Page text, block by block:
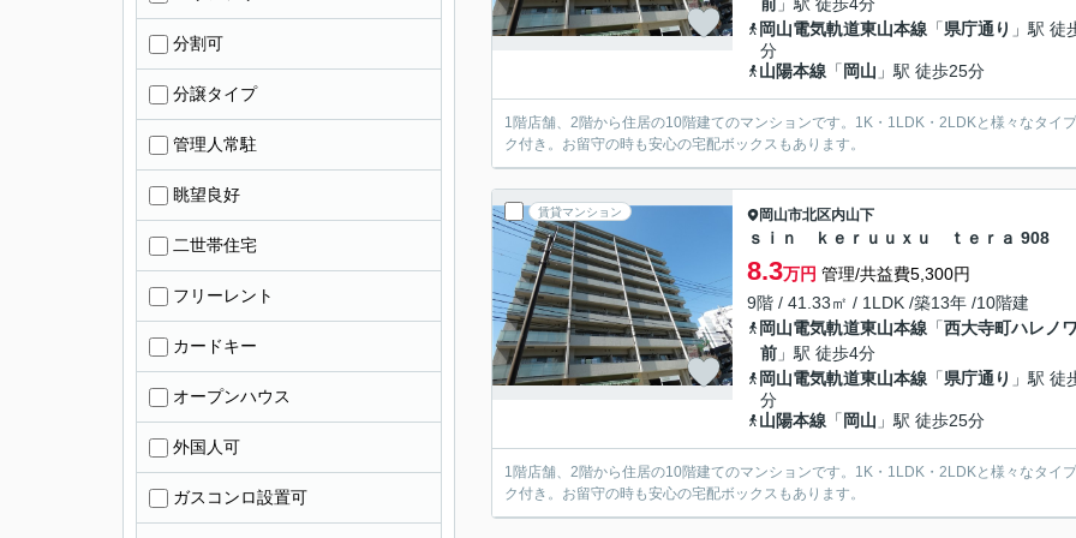
岡山電気軌道東山本線 「県庁通り 」駅 徒
分
山陽本線 「 岡山 」駅 徒歩25分
1階店舗、2階から住居の10階建てのマンションです。1K・1LDK・2LDKと様々なタイ
ク付き。お留守の時も安心の宅配ボックスもあります。
賃貸マンション 岡山市北区内山下
ｓｉｎ ｋｅｒｕｕｘｕ ｔｅｒａ 908
8.3万円 管理/共益費5,300円
9階 / 41.33㎡ / 1LDK /築13年 /10階建
岡山電気軌道東山本線 「西大寺町ハレノ
前 」駅 徒歩4分
岡山電気軌道東山本線 「県庁通り 」駅 徒
分
山陽本線 「 岡山 」駅 徒歩25分
1階店舗、2階から住居の10階建てのマンションです。1K・1LDK・2LDKと様々なタイ
ク付き。お留守の時も安心の宅配ボックスもあります。
分割可
分譲タイプ
管理人常駐
眺望良好
二世帯住宅
フリーレント
カードキー
オープンハウス
外国人可
ガスコンロ設置可